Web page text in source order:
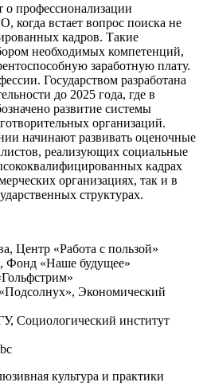
о профессионализации
когда встает вопрос поиска не
кадров. Такие
необходимых компетенций,
заработную плату.
Государством разработана
до 2025 года, где в
развитие системы
организаций.
начинают развивать оценочные
реализующих социальные
кадрах
организациях, так и в
структурах.
Центр «Работа с пользой»
Фонд «Наше будущее»
Экономический
Социологический институт
культура и практики